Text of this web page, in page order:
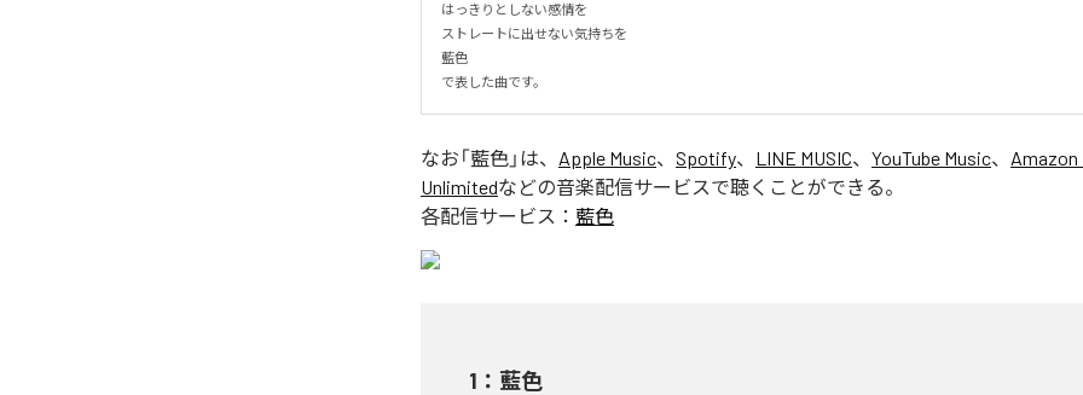
はっきりとしない感情を
ストレートに出せない気持ちを
藍色
で表した曲です。
なお「藍色 」は、 Apple Music、 Spotify、 LINE MUSIC、 YouTube Music、 Amazon
Unlimitedなどの音楽配信サービスで聴くことができる。
各配信サービス： 藍色
1 ： 藍色